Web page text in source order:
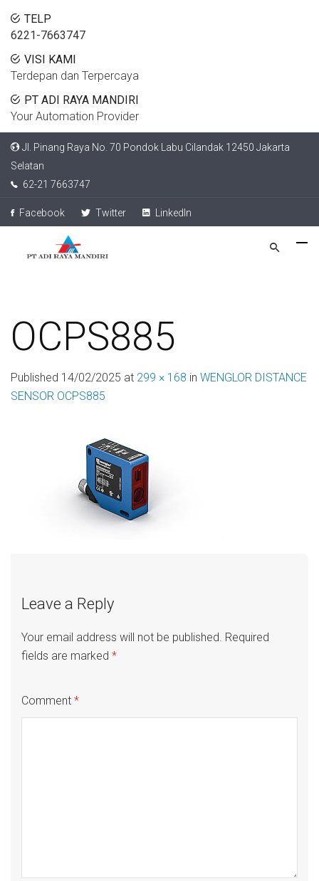
TELP
6221-7663747
VISI KAMI
Terdepan dan Terpercaya
PT ADI RAYA MANDIRI
Your Automation Provider
Jl. Pinang Raya No. 70 Pondok Labu Cilandak 12450 Jakarta
Selatan
62-21 7663747
Facebook Twitter LinkedIn
OCPS885
Published 14/02/2025 at 299 × 168 in WENGLOR DISTANCE
SENSOR OCPS885
Leave a Reply
Your email address will not be published. Required
fields are marked *
Comment *